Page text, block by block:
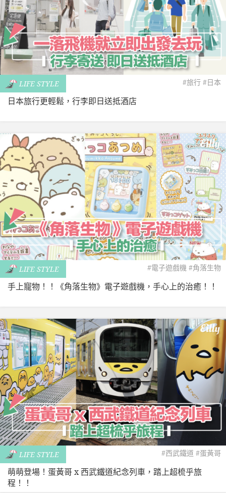
LIFE STYLE #旅行 #日本
日本旅行更輕鬆，行李即日送抵酒店
LIFE STYLE #電子遊戲機 #角落生物
手上寵物！！《角落生物》電子遊戲機，手心上的治癒！！
LIFE STYLE #西武鐵道 #蛋黃哥
萌萌登場！蛋黃哥 x 西武鐵道紀念列車，踏上超梳乎旅
程！！